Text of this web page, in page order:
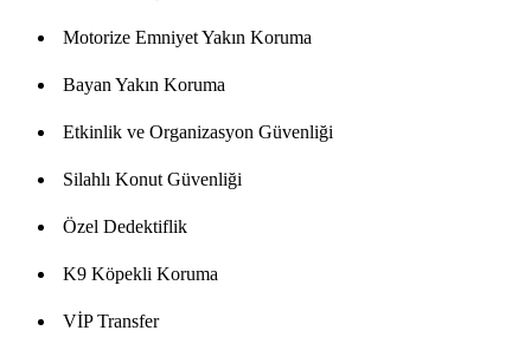
Motorize Emniyet Yakın Koruma
Bayan Yakın Koruma
Etkinlik ve Organizasyon Güvenliği
Silahlı Konut Güvenliği
Özel Dedektiflik
K9 Köpekli Koruma
VİP Transfer